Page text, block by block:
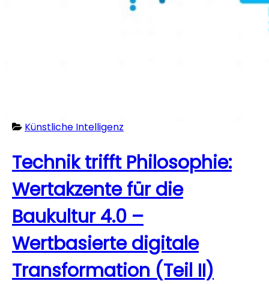
Künstliche Intelligenz
Technik trifft Philosophie:
Wertakzente für die
Baukultur 4.0 –
Wertbasierte digitale
Transformation (Teil II)